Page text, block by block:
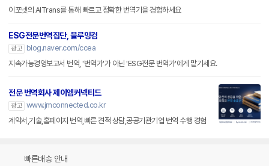
이포넷의 AITrans를 통해 빠르고 정확한 번역기을 경험하세요
ESG전문번역집단, 블루밍컴
광고
blog.naver.com/ccea
지속가능경영보고서 번역, '번역가'가 아닌 'ESG전문 번역가'에게 맡기세요.
전문 번역회사 제이엠커넥티드
광고 www.jmconnected.co.kr
계약서,기술,홈페이지 번역,빠른 견적 상담,공공기관기업 번역 수행 경험
빠른배송 안내